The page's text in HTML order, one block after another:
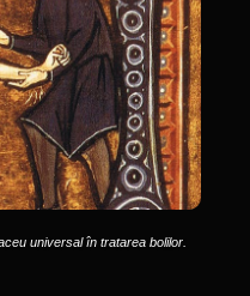
universal în tratarea bolilor.